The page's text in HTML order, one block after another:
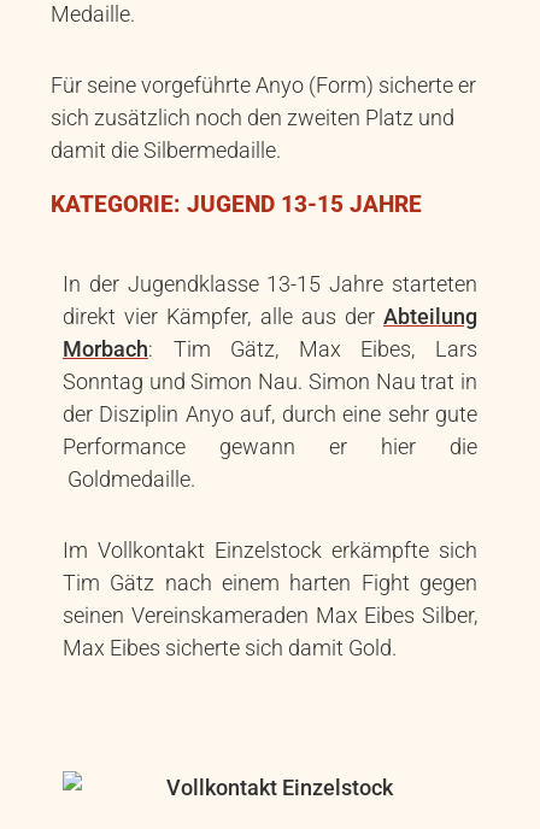
Medaille.
Für seine vorgeführte Anyo (Form) sicherte er
sich zusätzlich noch den zweiten Platz und
damit die Silbermedaille.
KATEGORIE: JUGEND 13-15 JAHRE
In der Jugendklasse 13-15 Jahre starteten
direkt vier Kämpfer, alle aus der Abteilung
Morbach: Tim Gätz, Max Eibes, Lars
Sonntag und Simon Nau. Simon Nau trat in
der Disziplin Anyo auf, durch eine sehr gute
Performance gewann er hier die
Goldmedaille.
Im Vollkontakt Einzelstock erkämpfte sich
Tim Gätz nach einem harten Fight gegen
seinen Vereinskameraden Max Eibes Silber,
Max Eibes sicherte sich damit Gold.